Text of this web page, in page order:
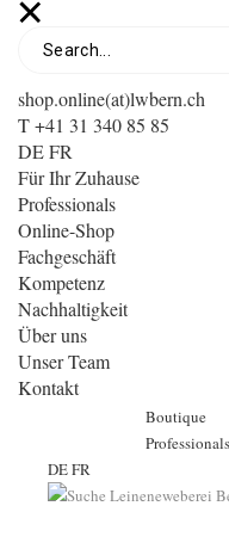
shop.online(at)lwbern.ch
T +41 31 340 85 85
DEFR
Für Ihr Zuhause
Professionals
Online-Shop
Fachgeschäft
Kompetenz
Nachhaltigkeit
Über uns
Unser Team
Kontakt
Boutique
Professionals
DEFR